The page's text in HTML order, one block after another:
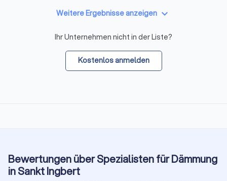
Weitere Ergebnisse anzeigen keyboard_arrow_down
Ihr Unternehmen nicht in der Liste?
Kostenlos anmelden
Bewertungen über Spezialisten für Dämmung
in Sankt Ingbert